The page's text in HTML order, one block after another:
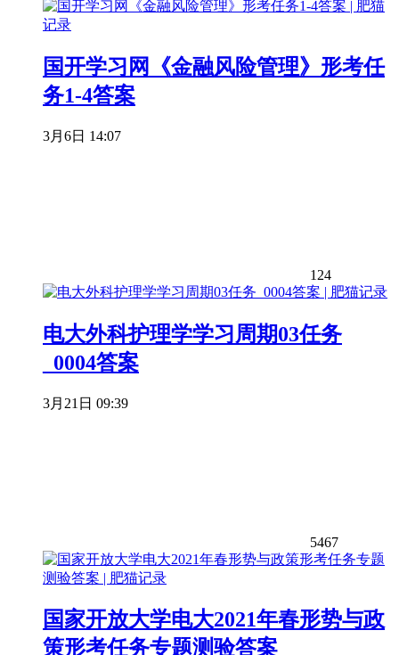
国开学习网《金融风险管理》形考任
务1-4答案
3月6日 14:07
124
电大外科护理学学习周期03任务
_0004答案
3月21日 09:39
5467
国家开放大学电大2021年春形势与政
策形考任务专题测验答案